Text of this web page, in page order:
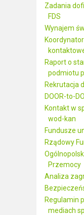
Zadania
FDS
Wynajem
Raport o
podmiotu
Rekrutacja
DOOR-to-
Kontakt w
wod-kan
Fundusze
Rządowy
Przemocy
Analiza
Regulamin
mediach